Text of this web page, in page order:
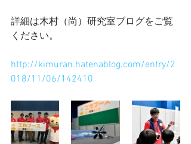
詳細は木村（尚）研究室ブログをご覧
ください。
http://kimuran.hatenablog.com/entry/2
018/11/06/142410